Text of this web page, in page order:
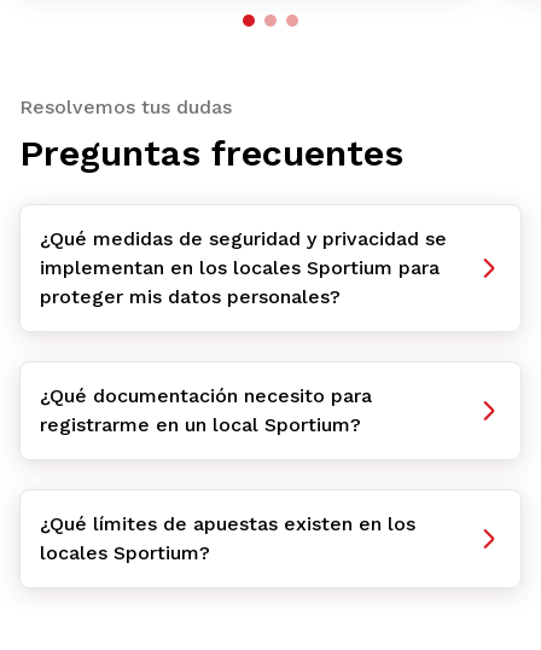
Resolvemos tus dudas
Preguntas frecuentes
¿Qué medidas de seguridad y privacidad se
implementan en los locales Sportium para
proteger mis datos personales?
¿Qué documentación necesito para
registrarme en un local Sportium?
¿Qué límites de apuestas existen en los
locales Sportium?